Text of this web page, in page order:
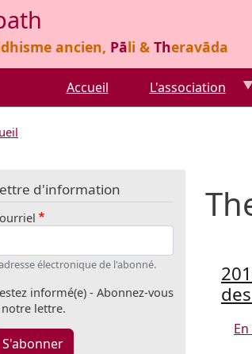
ancien, Pāli & Theravāda
Accueil L'association
d'information
électronique de l'abonné.
informé(e) - Abonnez-vous
lettre.
S'abonner